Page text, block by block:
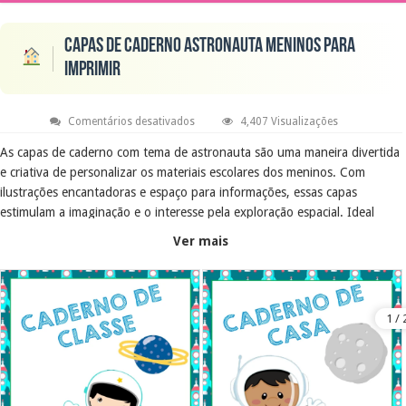
Capas de caderno astronauta meninos para
imprimir
Comentários desativadosem
de
caderno
astronauta
para
imprimir
4,407 Visualizações
As capas de caderno com tema de astronauta são uma maneira divertida
e criativa de personalizar os materiais escolares dos meninos. Com
ilustrações encantadoras e espaço para informações, essas capas
estimulam a imaginação e o interesse pela exploração espacial. Ideal
Objetivo Educacional
Essas capas incentivam a organização dos cadernos e promovem a
criatividade dos alunos. Ao personalizar seus materiais, as crianças se
sentem mais motivadas a estudar e a participar das atividades escolares.
Além disso, o tema espacial pode despertar o interesse por ciências e
astronomia.
Ver mais